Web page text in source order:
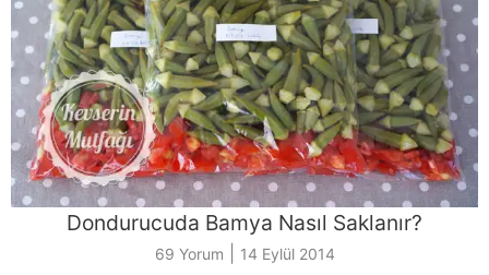
Dondurucuda Bamya Nasıl Saklanır?
69 Yorum 14 Eylül 2014